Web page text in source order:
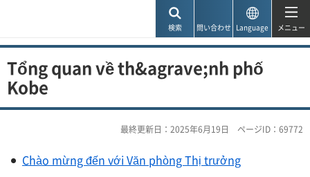
検索 問い合わせ Language メニュー
Tổng quan về th&agrave;nh phố
Kobe
最終更新日：2025年6月19日 ページID：69772
Chào mừng đến với Văn phòng Thị trưởng